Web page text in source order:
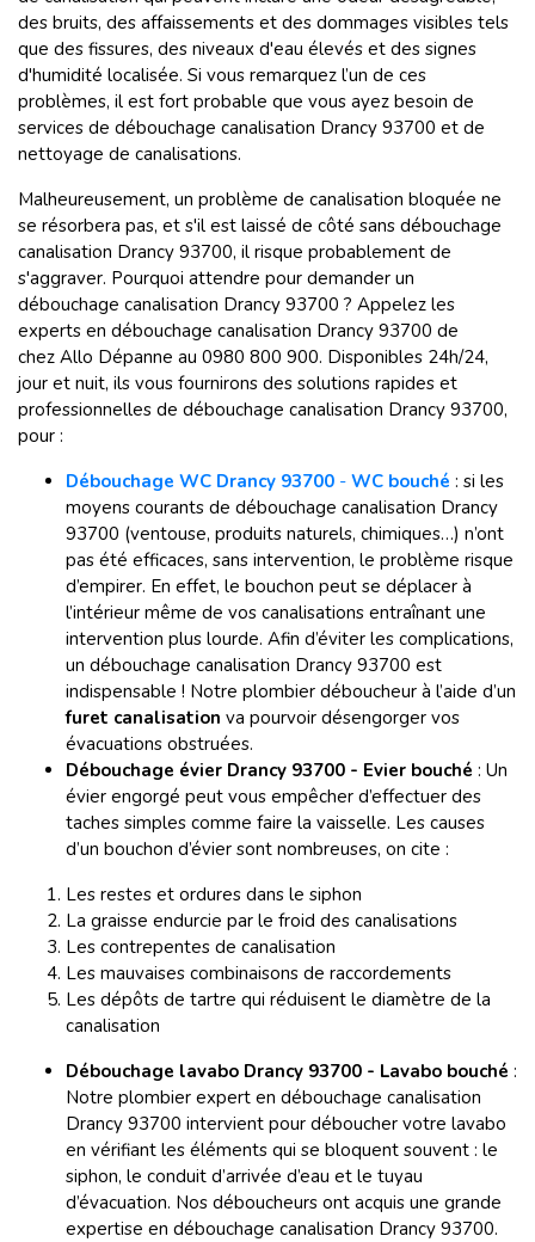
des bruits, des affaissements et des dommages visibles tels
que des fissures, des niveaux d'eau élevés et des signes
d'humidité localisée. Si vous remarquez l’un de ces
problèmes, il est fort probable que vous ayez besoin de
services de débouchage canalisation Drancy 93700 et de
nettoyage de canalisations.
Malheureusement, un problème de canalisation bloquée ne
se résorbera pas, et s'il est laissé de côté sans débouchage
canalisation Drancy 93700, il risque probablement de
s'aggraver. Pourquoi attendre pour demander un
débouchage canalisation Drancy 93700 ? Appelez les
experts en débouchage canalisation Drancy 93700 de
chez Allo Dépanne au 0980 800 900. Disponibles 24h/24,
jour et nuit, ils vous fournirons des solutions rapides et
professionnelles de débouchage canalisation Drancy 93700,
pour :
Débouchage WC Drancy 93700 - WC bouché : si les
moyens courants de débouchage canalisation Drancy
93700 (ventouse, produits naturels, chimiques…) n’ont
pas été efficaces, sans intervention, le problème risque
d’empirer. En effet, le bouchon peut se déplacer à
l’intérieur même de vos canalisations entraînant une
intervention plus lourde. Afin d’éviter les complications,
un débouchage canalisation Drancy 93700 est
indispensable ! Notre plombier déboucheur à l’aide d’un
furet canalisation va pourvoir désengorger vos
évacuations obstruées.
Débouchage évier Drancy 93700 - Evier bouché : Un
évier engorgé peut vous empêcher d’effectuer des
taches simples comme faire la vaisselle. Les causes
d’un bouchon d’évier sont nombreuses, on cite :
Les restes et ordures dans le siphon
La graisse endurcie par le froid des canalisations
Les contrepentes de canalisation
Les mauvaises combinaisons de raccordements
Les dépôts de tartre qui réduisent le diamètre de la
canalisation
Débouchage lavabo Drancy 93700 - Lavabo bouché :
Notre plombier expert en débouchage canalisation
Drancy 93700 intervient pour déboucher votre lavabo
en vérifiant les éléments qui se bloquent souvent : le
siphon, le conduit d’arrivée d’eau et le tuyau
d’évacuation. Nos déboucheurs ont acquis une grande
expertise en débouchage canalisation Drancy 93700.